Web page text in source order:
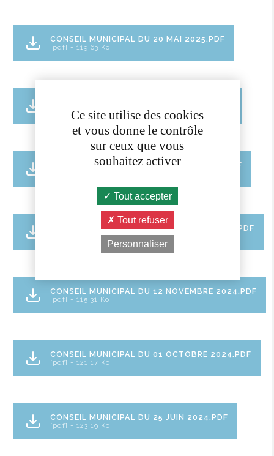
CONSEIL MUNICIPAL DU 20 MAI 2025.PDF
[pdf] - 119.63 Ko
[pdf] - 128.06 Ko
CONSEIL MUNICIPAL DU 11 FÉVRIER 2025.PDF
CONSEIL MUNICIPAL DU 17 DÉCEMBRE 2024.PDF
[pdf] - 119.44 Ko
CONSEIL MUNICIPAL DU 12 NOVEMBRE 2024.PDF
[pdf] - 115.31 Ko
CONSEIL MUNICIPAL DU 01 OCTOBRE 2024.PDF
[pdf] - 121.17 Ko
CONSEIL MUNICIPAL DU 25 JUIN 2024.PDF
[pdf] - 123.19 Ko
Ce site utilise des cookies
et vous donne le contrôle
sur ceux que vous
souhaitez activer
Tout accepter
Tout refuser
Personnaliser